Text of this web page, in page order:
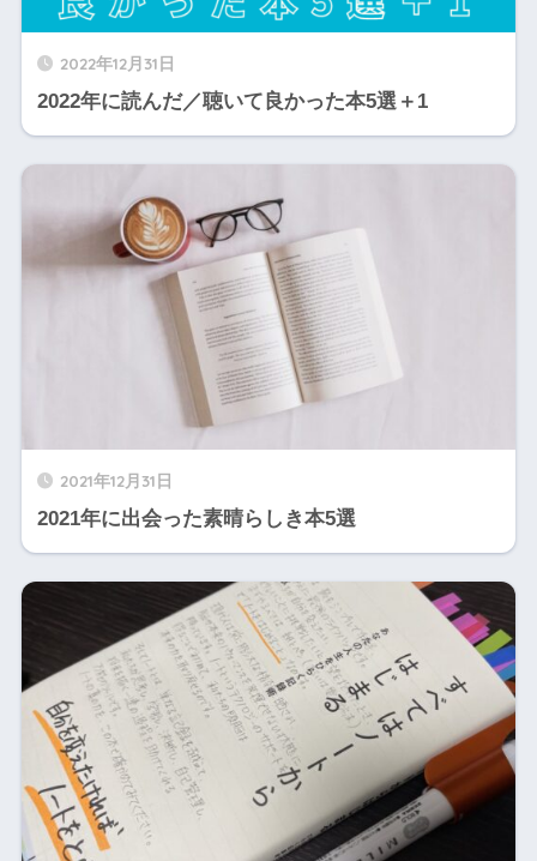
2022年12月31日
2022年に読んだ／聴いて良かった本5選＋1
2021年12月31日
2021年に出会った素晴らしき本5選